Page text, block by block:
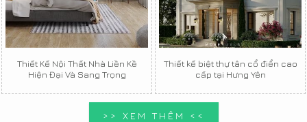
Thiết Kế Nội Thất Nhà Liền Kề
Hiện Đại Và Sang Trọng
Thiết kế biệt thự tân cổ điển cao
cấp tại Hưng Yên
>> XEM THÊM <<